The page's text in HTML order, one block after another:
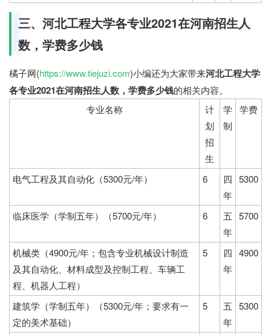
三、河北工程大学各专业2021在河南招生人
数，学费多少钱
橘子网(https://www.tiejuzi.com)小编还为大家带来河北工程大学
各专业2021在河南招生人数，学费多少钱的相关内容。
专业名称
计
划
招
生
学
制
学费
电气工程及其自动化（5300元/年） 6
四
年
5300
临床医学（学制五年）（5700元/年） 6
五
年
5700
机械类（4900元/年；包含专业机械设计制造
及其自动化、材料成型及控制工程、车辆工
程、机器人工程）
5
四
年
4900
建筑学（学制五年）（5300元/年；要求有一
定的美术基础）
5
五
年
5300